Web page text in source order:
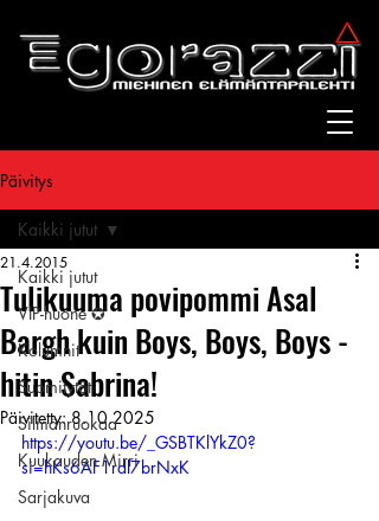
Päivitys
Kaikki jutut
VIP-huone ✪
Kolumnit
Suomitytöt
Silmänruokaa
Kuukauden Mirri
Sarjakuva
Kaikki jutut
Tulikuuma povipommi Asal
Bargh kuin Boys, Boys, Boys -
hitin Sabrina!
21.4.2015
Päivitetty:8.10.2025
https://youtu.be/_GSBTKlYkZ0?
si=hKs6AF1rdl7brNxK